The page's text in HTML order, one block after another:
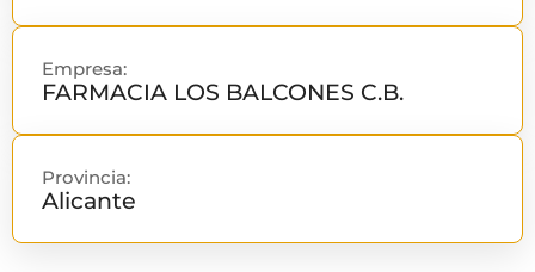
Empresa:
FARMACIA LOS BALCONES C.B.
Provincia:
Alicante